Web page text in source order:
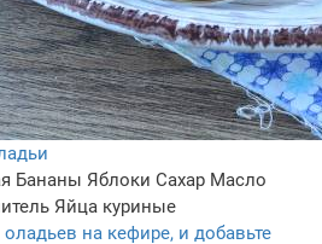
Бананы Яблоки Сахар Масло
Яйца куриные
оладьев на кефире, и добавьте